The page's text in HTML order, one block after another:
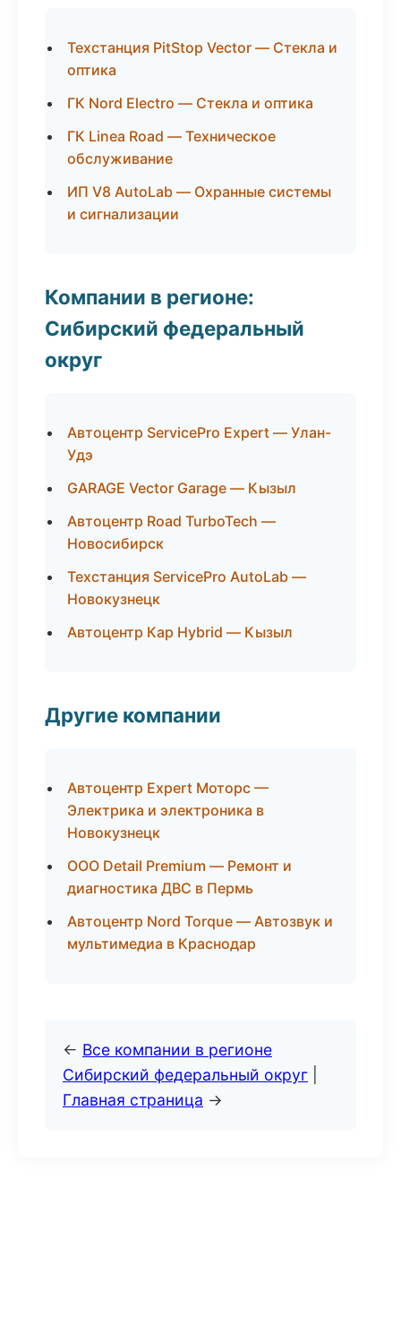
Техстанция PitStop Vector — Стекла и
оптика
ГК Nord Electro — Стекла и оптика
ГК Linea Road — Техническое
обслуживание
ИП V8 AutoLab — Охранные системы
и сигнализации
Компании в регионе:
Сибирский федеральный
округ
Автоцентр ServicePro Expert — Улан-
Удэ
GARAGE Vector Garage — Кызыл
Автоцентр Road TurboTech —
Новосибирск
Техстанция ServicePro AutoLab —
Новокузнецк
Автоцентр Кар Hybrid — Кызыл
Другие компании
Автоцентр Expert Моторс —
Электрика и электроника в
Новокузнецк
ООО Detail Premium — Ремонт и
диагностика ДВС в Пермь
Автоцентр Nord Torque — Автозвук и
мультимедиа в Краснодар
← Все компании в регионе
Сибирский федеральный округ
Главная страница →